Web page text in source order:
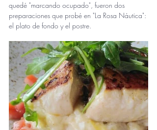
quedé "marcando ocupado", fueron dos
preparaciones que probé en "La Rosa Náutica":
el plato de fondo y el postre.